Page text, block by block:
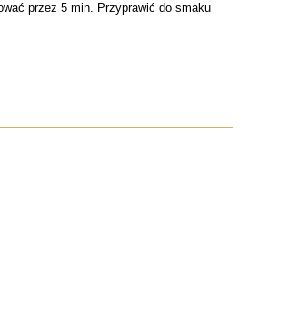
przez 5 min. Przyprawić do smaku